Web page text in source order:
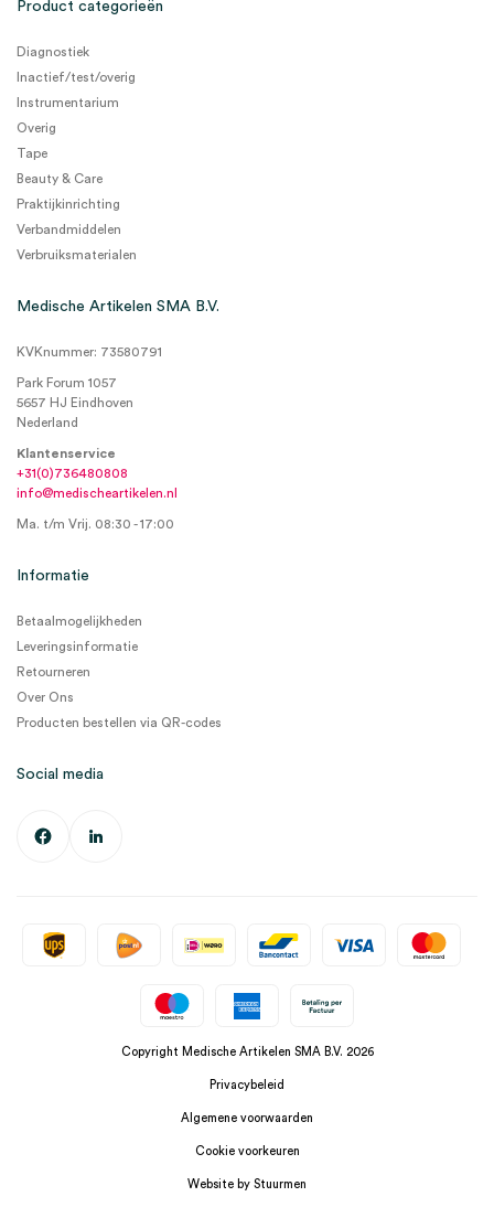
Product categorieën
Diagnostiek
Inactief/test/overig
Instrumentarium
Overig
Tape
Beauty & Care
Praktijkinrichting
Verbandmiddelen
Verbruiksmaterialen
Medische Artikelen SMA B.V.
KVKnummer: 73580791
Park Forum 1057
5657 HJ Eindhoven
Nederland
Klantenservice
+31(0)736480808
info@medischeartikelen.nl
Ma. t/m Vrij. 08:30 - 17:00
Informatie
Betaalmogelijkheden
Leveringsinformatie
Retourneren
Over Ons
Producten bestellen via QR-codes
Social media
Copyright Medische Artikelen SMA B.V. 2026
Privacybeleid
Algemene voorwaarden
Cookie voorkeuren
Website by Stuurmen